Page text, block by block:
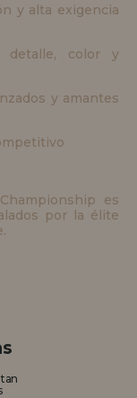
y alta exigencia
detalle, color y
y amantes
es
por la élite